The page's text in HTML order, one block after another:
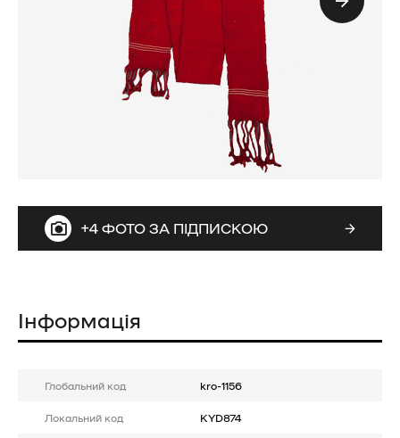
+4 ФОТО ЗА ПІДПИСКОЮ
Інформація
Глобальний код kro-1156
Локальний код KYD874